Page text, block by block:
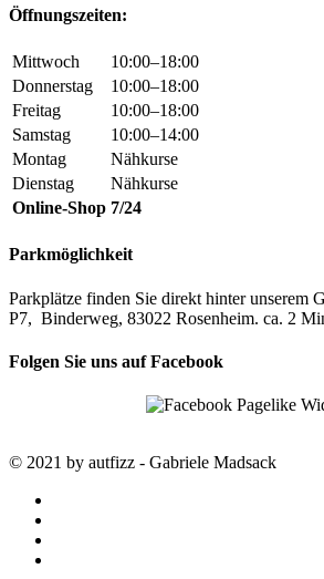
Öffnungszeiten:
Mittwoch
10:00–18:00
Donnerstag
10:00–18:00
Freitag
10:00–18:00
Samstag
10:00–14:00
Montag
Nähkurse
Dienstag
Nähkurse
Online-Shop 7/24
Parkmöglichkeit
Parkplätze finden Sie direkt hinter unserem
P7, Binderweg, 83022 Rosenheim. ca. 2
Folgen Sie uns auf Facebook
© 2021 by autfizz - Gabriele Madsack